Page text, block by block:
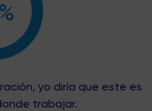
yo diría que este es
trabajar.